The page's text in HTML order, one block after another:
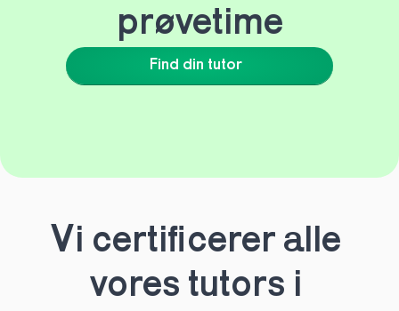
Find din tutor
prøvetime
Vi certificerer alle
vores tutors i